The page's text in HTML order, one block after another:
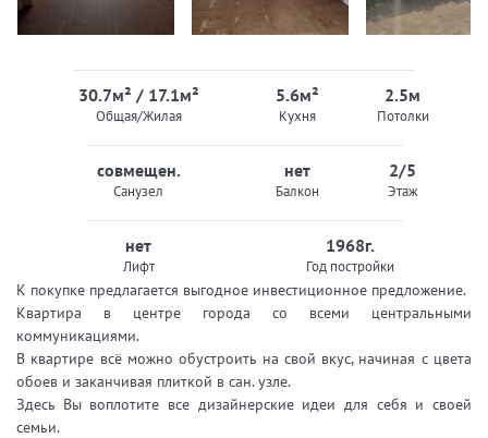
30.7м² / 17.1м²
Общая/Жилая
5.6м²
Кухня
2.5м
Потолки
совмещен.
Санузел
нет
Балкон
2/5
Этаж
нет
Лифт
1968г.
Год постройки
К покупке предлагается выгодное инвестиционное предложение.
Квартира в центре города со всеми центральными
коммуникациями.
В квартире всё можно обустроить на свой вкус, начиная с цвета
обоев и заканчивая плиткой в сан. узле.
Здесь Вы воплотите все дизайнерские идеи для себя и своей
семьи.